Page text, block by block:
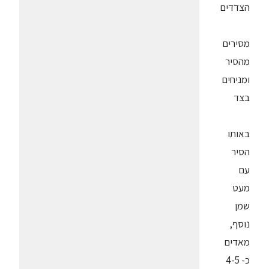
הצדדים
מסירים
מהסיר
ומניחים
בצד
באותו
הסיר
עם
מעט
שמן
נוסף,
מאדים
כ- 4-5